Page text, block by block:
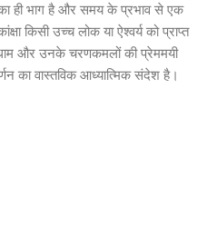
का ही भाग है और समय के प्रभाव से एक
किसी उच्च लोक या ऐश्वर्य को प्राप्त
और उनके चरणकमलों की प्रेममयी
का वास्तविक आध्यात्मिक संदेश है।